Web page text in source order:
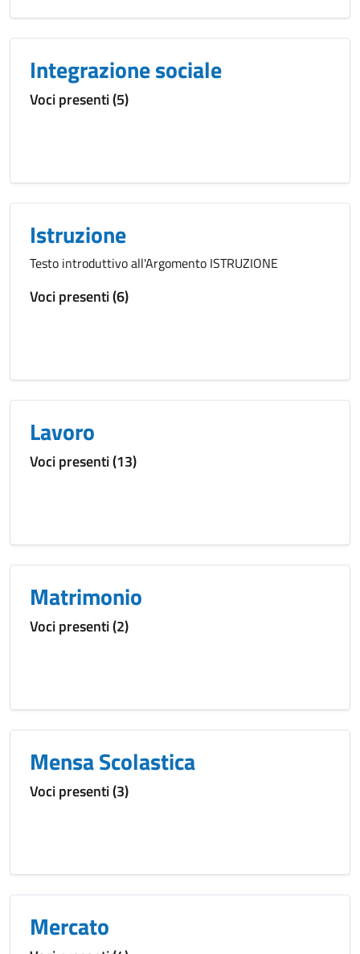
Integrazione sociale
Voci presenti (5)
Istruzione
Testo introduttivo all'Argomento ISTRUZIONE
Voci presenti (6)
Lavoro
Voci presenti (13)
Matrimonio
Voci presenti (2)
Mensa Scolastica
Voci presenti (3)
Mercato